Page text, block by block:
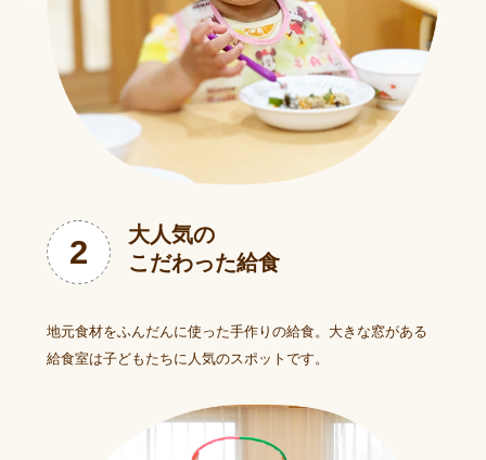
2
大人気の
こだわった給食
地元食材をふんだんに使った手作りの給食。大きな窓がある
給食室は子どもたちに人気のスポットです。